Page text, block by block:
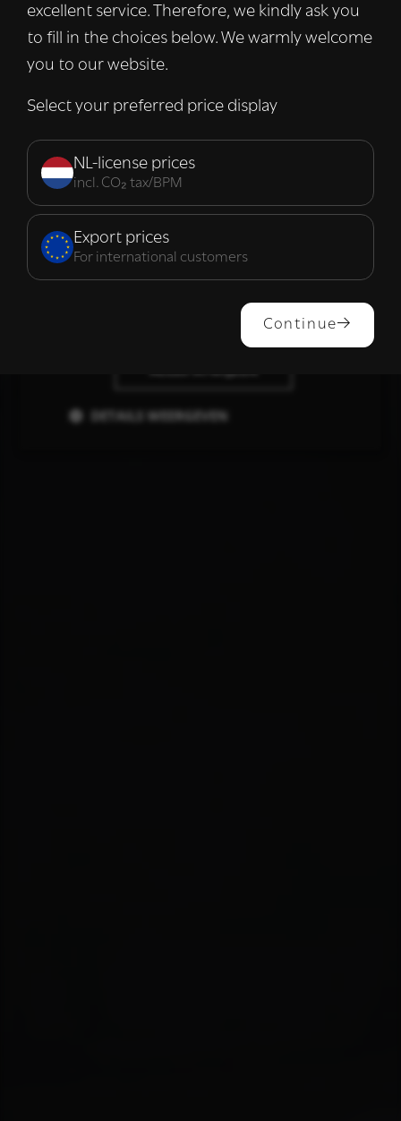
excellent service. Therefore, we kindly ask you
to fill in the choices below. We warmly welcome
you to our website.
Select your preferred price display
NL-license prices
incl. CO₂ tax/BPM
Export prices
For international customers
Continue
met onze advertentie- en analysepartners,
die deze kunnen combineren met andere
informatie die u aan hen heeft verstrekt of
van hun diensten. Lees verder
Strikt
noodzakelijk
Prestatie Targeting
ALLES ACCEPTEREN
DETAILS WEERGEVEN